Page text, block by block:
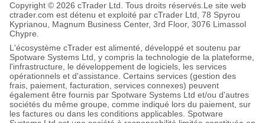
Copyright © 2026 cTrader Ltd. Tous droits réservés. Le site web
ctrader.com est détenu et exploité par cTrader Ltd, 78 Spyrou
Kyprianou, Magnum Business Center, 3rd Floor, 3076 Limassol
Chypre.
L'écosystème cTrader est alimenté, développé et soutenu par
Spotware Systems Ltd, y compris la technologie de la plateforme,
l'infrastructure, le développement de logiciels, les services
opérationnels et d'assistance. Certains services (gestion des
frais, paiement, facturation, services connexes) peuvent
également être fournis par Spotware Systems Ltd et/ou d'autres
sociétés du même groupe, comme indiqué lors du paiement, sur
les factures ou dans les conditions applicables. Spotware